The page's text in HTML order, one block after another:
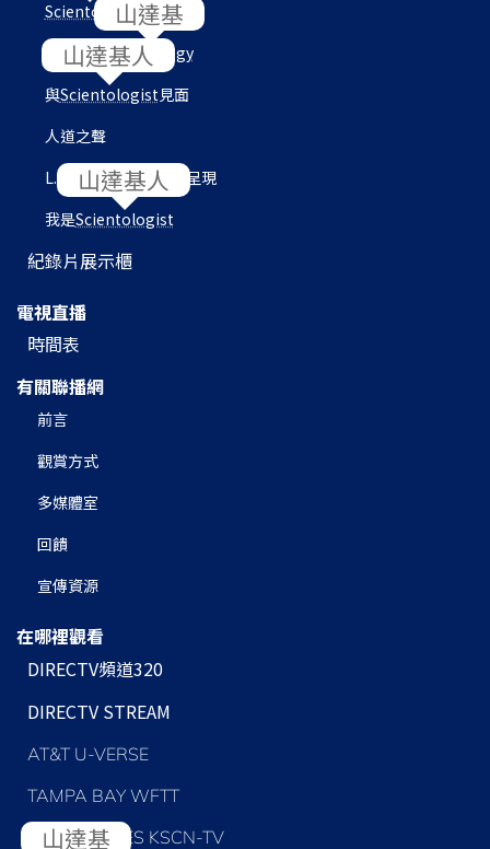
Scientology 內部
目的地：Scientology
與Scientologist 見面
人道之聲
L. 羅恩 賀伯特圖書館呈現
我是Scientologist
紀錄片展示櫃
電視直播
時間表
有關聯播網
前言
觀賞方式
多媒體室
回饋
宣傳資源
在哪裡觀看
DIRECTV頻道320
DIRECTV STREAM
AT&T U-VERSE
TAMPA BAY WFTT
LOS ANGELES KSCN-TV